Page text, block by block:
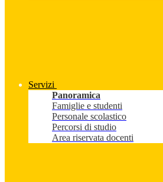
Servizi
Panoramica
Famiglie e studenti
Personale scolastico
Percorsi di studio
Area riservata docenti